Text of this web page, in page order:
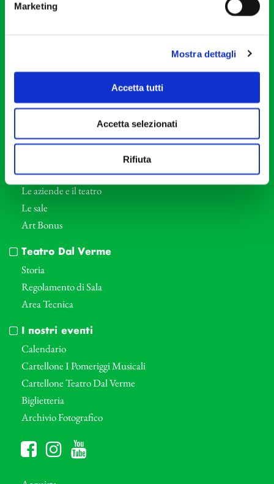
Marketing
Mostra dettagli
Accetta tutti
Accetta selezionati
Rifiuta
Orchestra I Pomeriggi Musicali
Direttore Artistico
Professori d’Orchestra
Eventi Corporate
Le aziende e il teatro
Le sale
Art Bonus
Teatro Dal Verme
Storia
Regolamento di Sala
Area Tecnica
I nostri eventi
Calendario
Cartellone I Pomeriggi Musicali
Cartellone Teatro Dal Verme
Biglietteria
Archivio Fotografico